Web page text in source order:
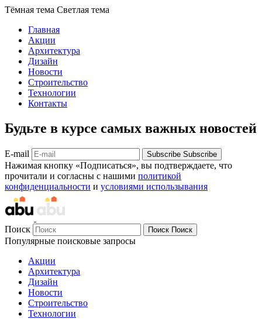
Тёмная тема Светлая тема
Главная
Акции
Архитектура
Дизайн
Новости
Строительство
Технологии
Контакты
Будьте в курсе самых важных новостей
E-mail Subscribe Subscribe
Нажимая кнопку «Подписаться», вы подтверждаете, что
прочитали и согласны с нашими политикой
конфиденциальности и условиями использывания
Поиск Поиск Поиск
Популярные поисковые запросы
Акции
Архитектура
Дизайн
Новости
Строительство
Технологии